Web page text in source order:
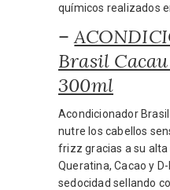
químicos realizados
–
Brasil
300ml
Acondicionador
nutre los cabellos
frizz gracias a su
Queratina, Cacao y
sedocidad sellando